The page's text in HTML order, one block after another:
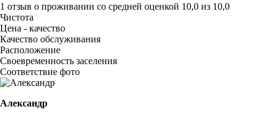
1 отзыв о проживании со средней оценкой 10,0 из 10,0
Чистота
Цена - качество
Качество обслуживания
Расположение
Своевременность заселения
Соответствие фото
Александр